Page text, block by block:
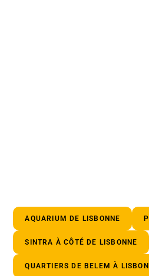
AQUARIUM DE LISBONNE
SINTRA À CÔTÉ DE LISBONNE
QUARTIERS DE BELEM À